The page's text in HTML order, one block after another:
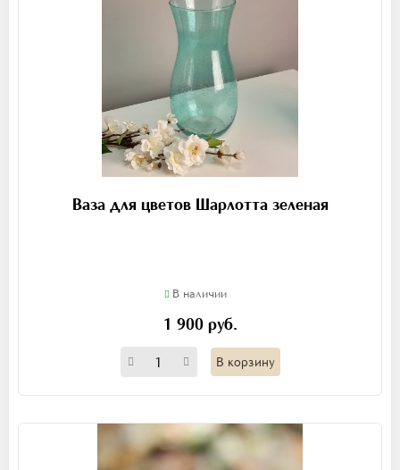
Ваза для цветов Шарлотта зеленая
В наличии
1 900 руб.
В корзину